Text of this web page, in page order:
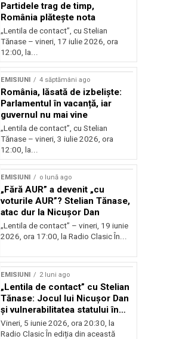
Partidele trag de timp,
România plătește nota
„Lentila de contact”, cu Stelian
Tănase – vineri, 17 iulie 2026, ora
12:00, la...
EMISIUNI 4 săptămâni ago
România, lăsată de izbeliște:
Parlamentul în vacanță, iar
guvernul nu mai vine
„Lentila de contact”, cu Stelian
Tănase – vineri, 3 iulie 2026, ora
12:00, la...
EMISIUNI o lună ago
„Fără AUR” a devenit „cu
voturile AUR”? Stelian Tănase,
atac dur la Nicușor Dan
„Lentila de contact” – vineri, 19 iunie
2026, ora 17:00, la Radio Clasic În...
EMISIUNI 2 luni ago
„Lentila de contact” cu Stelian
Tănase: Jocul lui Nicușor Dan
și vulnerabilitatea statului în
fața crizelor
Vineri, 5 iunie 2026, ora 20:30, la
Radio Clasic În ediția din această